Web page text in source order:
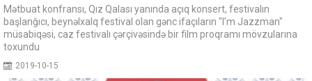
Mətbuat konfransı, Qız Qalası yanında açıq konsert, festivalın
başlanğıcı, beynəlxalq festival olan gənc ifaçıların "I’m Jazzman"
müsabiqəsi, caz festivalı çərçivəsində bir film proqramı mövzularına
toxundu
2019-10-15